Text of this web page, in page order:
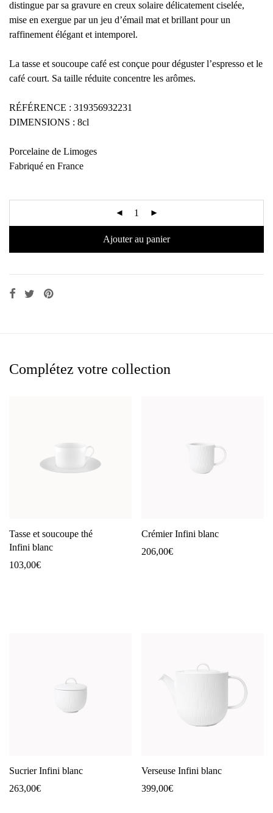
distingue par sa gravure en creux solaire délicatement ciselée,
mise en exergue par un jeu d’émail mat et brillant pour un
raffinement élégant et intemporel.
La tasse et soucoupe café est conçue pour déguster l’espresso et le
café court. Sa taille réduite concentre les arômes.
RÉFÉRENCE : 319356932231
DIMENSIONS : 8cl
Porcelaine de Limoges
Fabriqué en France
Ajouter au panier
Complétez votre collection
Tasse et soucoupe thé
Infini blanc
103,00€
Crémier Infini blanc
206,00€
Sucrier Infini blanc
263,00€
Verseuse Infini blanc
399,00€